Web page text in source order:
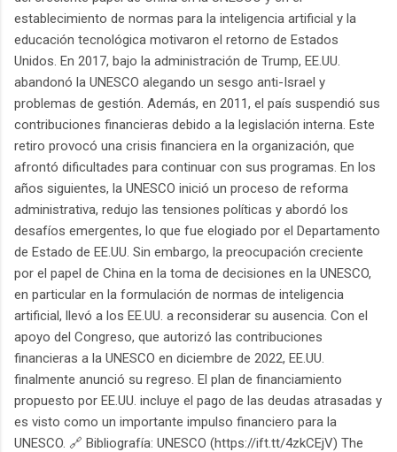
establecimiento de normas para la inteligencia artificial y la
educación tecnológica motivaron el retorno de Estados
Unidos. En 2017, bajo la administración de Trump, EE.UU.
abandonó la UNESCO alegando un sesgo anti-Israel y
problemas de gestión. Además, en 2011, el país suspendió sus
contribuciones financieras debido a la legislación interna. Este
retiro provocó una crisis financiera en la organización, que
afrontó dificultades para continuar con sus programas. En los
años siguientes, la UNESCO inició un proceso de reforma
administrativa, redujo las tensiones políticas y abordó los
desafíos emergentes, lo que fue elogiado por el Departamento
de Estado de EE.UU. Sin embargo, la preocupación creciente
por el papel de China en la toma de decisiones en la UNESCO,
en particular en la formulación de normas de inteligencia
artificial, llevó a los EE.UU. a reconsiderar su ausencia. Con el
apoyo del Congreso, que autorizó las contribuciones
financieras a la UNESCO en diciembre de 2022, EE.UU.
finalmente anunció su regreso. El plan de financiamiento
propuesto por EE.UU. incluye el pago de las deudas atrasadas y
es visto como un importante impulso financiero para la
UNESCO. 🔗 Bibliografía: UNESCO (https://ift.tt/4zkCEjV) The